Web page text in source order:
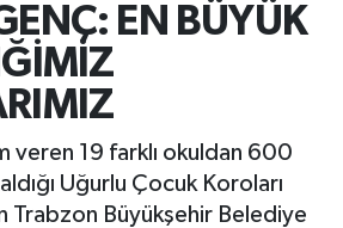
EN BÜYÜK
veren 19 farklı okuldan 600
Uğurlu Çocuk Koroları
Trabzon Büyükşehir Belediye